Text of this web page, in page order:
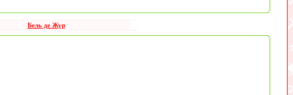
Бель де Жур